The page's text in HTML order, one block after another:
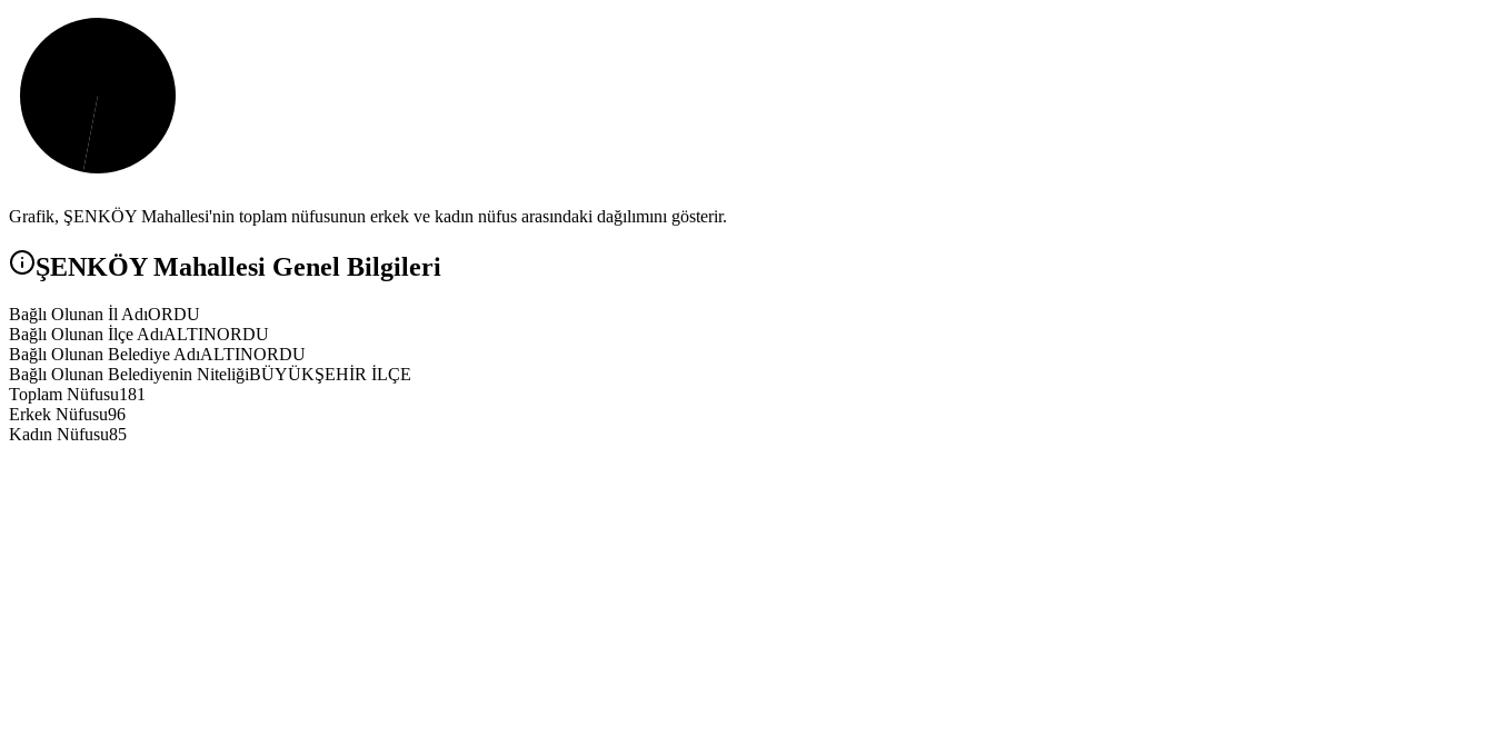
Grafik, ŞENKÖY Mahallesi'nin toplam nüfusunun erkek ve kadın nüfus arasındaki dağılımını gösterir.
ŞENKÖYMahallesi Genel Bilgileri
Bağlı Olunan İl AdıORDU
Bağlı Olunan İlçe AdıALTINORDU
Bağlı Olunan Belediye AdıALTINORDU
Bağlı Olunan Belediyenin NiteliğiBÜYÜKŞEHİR İLÇE
Toplam Nüfusu181
Erkek Nüfusu96
Kadın Nüfusu85